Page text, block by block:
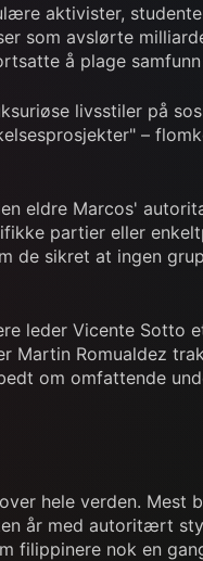
aktivister,
som avslørte
å plage
livsstiler på
–
eldre Marcos'
partier eller
de sikret at ingen
leder Vicente Sotto
Martin Romualdez
om omfattende
hele verden. Mest
år med autoritært
filippinere nok en